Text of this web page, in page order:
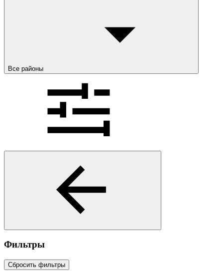
Все районы
Фильтры
Сбросить фильтры